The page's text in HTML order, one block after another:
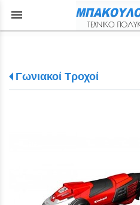
menu
Γωνιακοί Τροχοί